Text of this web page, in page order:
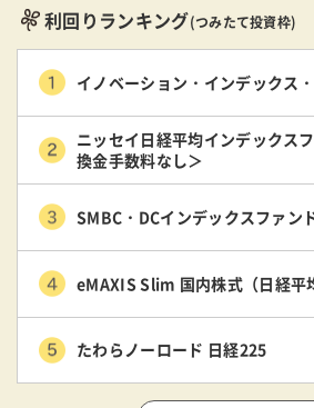
利回りランキング(つみたて投資枠)
イノベーション・インデックス
ニッセイ日経平均インデックス
換金手数料なし＞
SMBC・DCインデックスファン
eMAXIS Slim 国内株式（日経平
たわらノーロード 日経225